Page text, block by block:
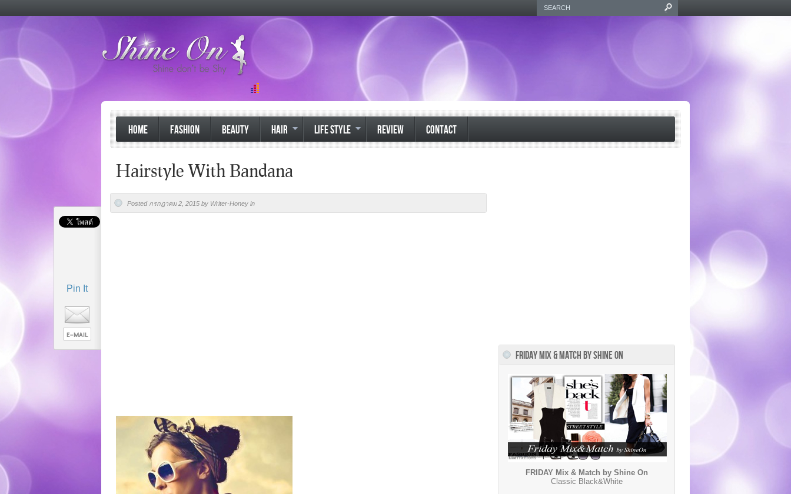
HOME FASHION BEAUTY HAIR LIFE STYLE REVIEW CONTACT
Pin It
Hairstyle With Bandana
Posted กรกฎาคม 2, 2015 by Writer-Honey in
FRIDAY MIX & MATCH BY SHINE ON
FRIDAY Mix & Match by Shine On
Classic Black&White